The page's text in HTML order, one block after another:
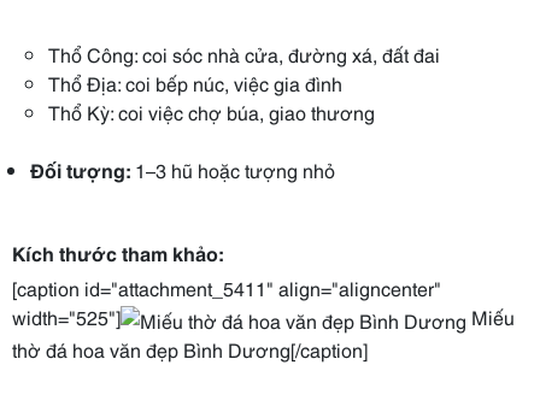
Thổ Công: coi sóc nhà cửa, đường xá, đất đai
Thổ Địa: coi bếp núc, việc gia đình
Thổ Kỳ: coi việc chợ búa, giao thương
Đối tượng: 1–3 hũ hoặc tượng nhỏ
Kích thước tham khảo:
[caption id="attachment_5411" align="aligncenter"
width="525"]
Miếu
thờ đá hoa văn đẹp Bình Dương[/caption]